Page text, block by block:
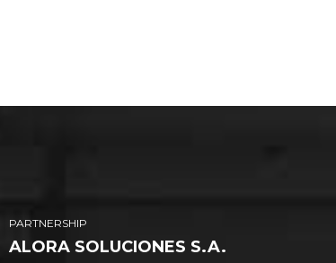
PARTNERSHIP
ALORA SOLUCIONES S.A.